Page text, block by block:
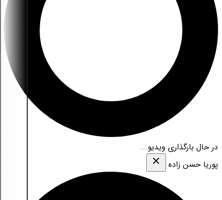
در حال بارگذاری ویدیو...
پوریا حسن زاده